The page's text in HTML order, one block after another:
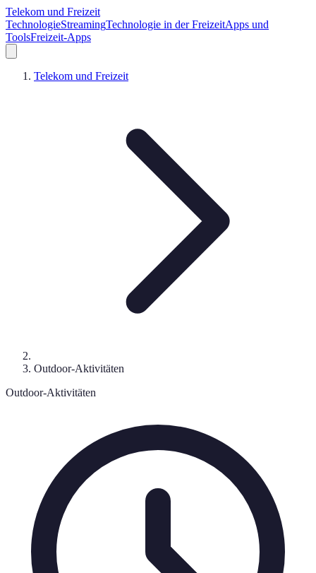
Telekom und Freizeit
TechnologieStreamingTechnologie in der FreizeitApps und
ToolsFreizeit-Apps
Telekom und Freizeit
Outdoor-Aktivitäten
Outdoor-Aktivitäten